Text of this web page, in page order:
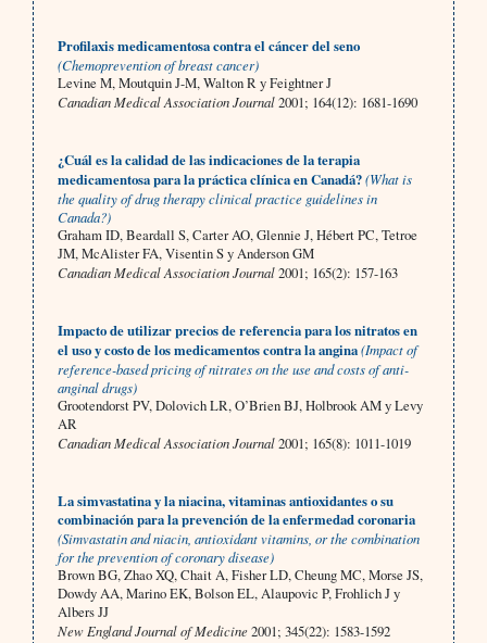
Profilaxis medicamentosa contra el cáncer del seno
(Chemoprevention of breast cancer)
Levine M, Moutquin J-M, Walton R y Feightner J
Canadian Medical Association Journal2001; 164(12): 1681-1690
¿Cuál es la calidad de las indicaciones de la terapia
medicamentosa para la práctica clínica en Canadá?(What is
the quality of drug therapy clinical practice guidelines in
Canada?)
Graham ID, Beardall S, Carter AO, Glennie J, Hébert PC, Tetroe
JM, McAlister FA, Visentin S y Anderson GM
Canadian Medical Association Journal2001; 165(2): 157-163
Impacto de utilizar precios de referencia para los nitratos en
el uso y costo de los medicamentos contra la angina(Impact of
reference-based pricing of nitrates on the use and costs of anti-
anginal drugs)
Grootendorst PV, Dolovich LR, O’Brien BJ, Holbrook AM y Levy
AR
Canadian Medical Association Journal2001; 165(8): 1011-1019
La simvastatina y la niacina, vitaminas antioxidantes o su
combinación para la prevención de la enfermedad coronaria
(Simvastatin and niacin, antioxidant vitamins, or the combination
for the prevention of coronary disease)
Brown BG, Zhao XQ, Chait A, Fisher LD, Cheung MC, Morse JS,
Dowdy AA, Marino EK, Bolson EL, Alaupovic P, Frohlich J y
Albers JJ
New England Journal of Medicine2001; 345(22): 1583-1592